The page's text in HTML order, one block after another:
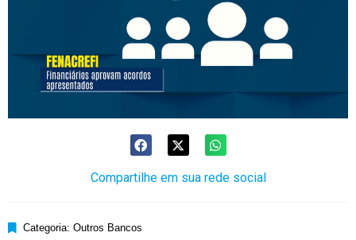
Compartilhe em sua rede social
Categoria: Outros Bancos